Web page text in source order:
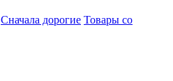
Сначала дорогие Товары со